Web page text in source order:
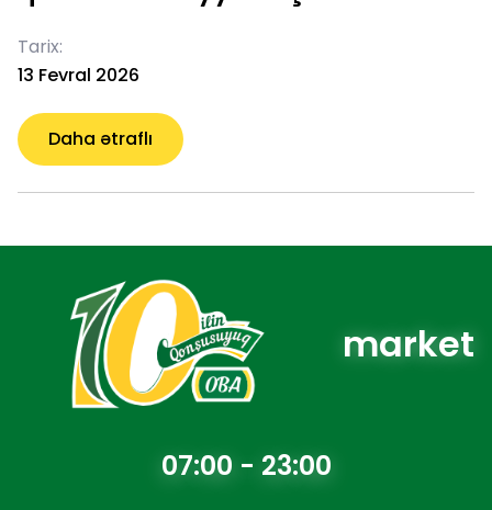
Tarix:
13 Fevral 2026
Daha ətraflı
market
07:00 - 23:00